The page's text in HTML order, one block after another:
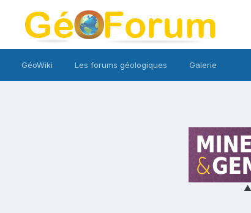
GéoWiki Les forums géologiques Galerie
▲